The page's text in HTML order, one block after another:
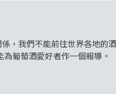
，我們不能前往世界各地的
葡萄酒愛好者作一個報導。